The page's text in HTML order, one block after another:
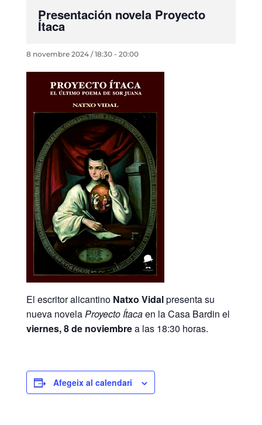
Presentación novela Proyecto
Ítaca
8 novembre 2024 / 18:30- 20:00
El escritor alicantino Natxo Vidalpresenta su
nueva novelaProyecto Ítacaen la Casa Bardin el
viernes, 8 de noviembrea las 18:30 horas.
Afegeix al calendari